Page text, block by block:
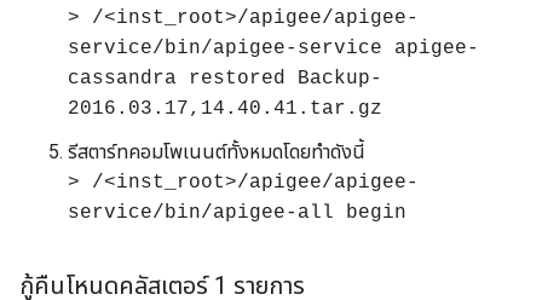
> /<inst_root>/apigee/apigee-
service/bin/apigee-service apigee-
cassandra restored Backup-
2016.03.17,14.40.41.tar.gz
รีสตาร์ทคอมโพเนนต์ทั้งหมดโดยทำดังนี้
> /<inst_root>/apigee/apigee-
service/bin/apigee-all begin
กู้คืนโหนดคลัสเตอร์ 1 รายการ